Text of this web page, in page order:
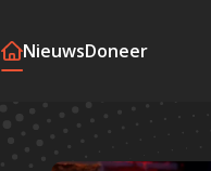
NieuwsDoneer